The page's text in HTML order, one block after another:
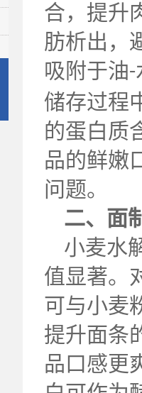
合，提升
肪析出，
吸附于油-
储存过程
的蛋白质
品的鲜嫩
问题。
二、面
小麦水
值显著。
可与小麦
提升面条
品口感更